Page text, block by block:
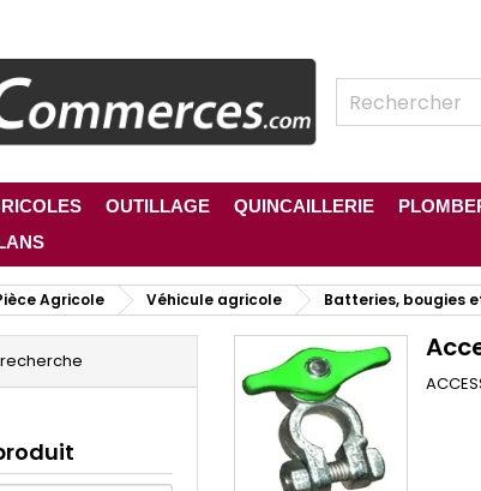
OUTILLAGE QUINCAILLERIE
Agricole Véhicule agricole Batteries, bougies